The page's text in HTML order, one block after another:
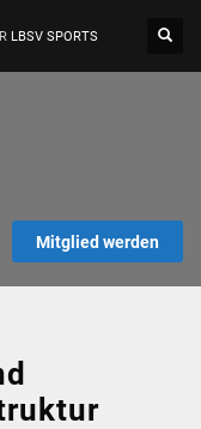
LBSV SPORTS
Mitglied werden